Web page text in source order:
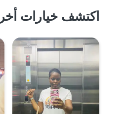
اكتشف خيارات